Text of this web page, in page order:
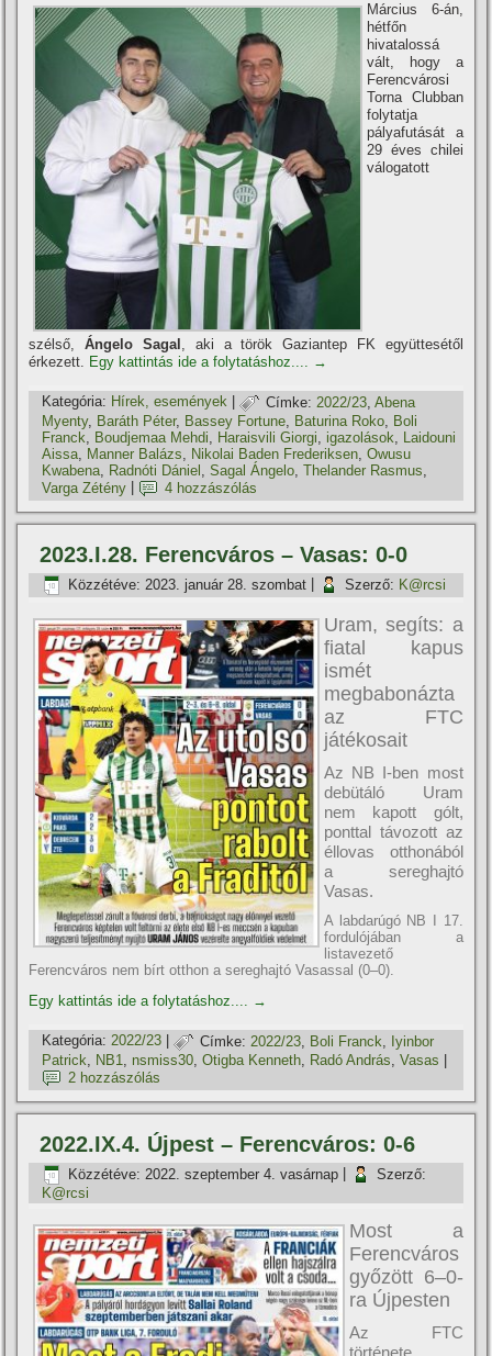
Március 6-án,
hétfőn
hivatalossá
vált, hogy a
Ferencvárosi
Torna Clubban
folytatja
pályafutását a
29 éves chilei
válogatott
szélső,Ángelo Sagal , aki a török Gaziantep FK együttesétől
érkezett. Egy kattintás ide a folytatáshoz.... →
Kategória: Hí­rek, események | Címke: 2022/23 ,Abena
Myenty, Baráth Péter, Bassey Fortune, Baturina Roko, Boli
Franck, Boudjemaa Mehdi, Haraisvili Giorgi,igazolások, Laidouni
Aissa, Manner Balázs, Nikolai Baden Frederiksen,Owusu
Kwabena, Radnóti Dániel ,Sagal Ángelo,Thelander Rasmus,
Varga Zétény
4 hozzászólás
2023.I.28. Ferencváros – Vasas: 0-0
Közzétéve: 2023. január 28. szombat Szerző: K@rcsi
Uram, segíts: a
fiatal kapus
ismét
megbabonázta
az FTC
játékosait
Az NB I-ben most
debütáló Uram
nem kapott gólt,
ponttal távozott az
éllovas otthonából
a sereghajtó
Vasas.
A labdarúgó NB I 17.
fordulójában a
listavezető
Ferencváros nem bírt otthon a sereghajtó Vasassal (0–0).
Egy kattintás ide a folytatáshoz.... →
Kategória: 2022/23 | Címke: 2022/23 Boli Franck
Iyinbor
Patrick, NB1, nsmiss30,Otigba Kenneth, Radó András,Vasas
2 hozzászólás
2022.IX.4. Újpest – Ferencváros: 0-6
Közzétéve: 2022. szeptember 4. vasárnap
Szerző:
K@rcsi
Most a
Ferencváros
győzött 6–0-
ra Újpesten
Az FTC